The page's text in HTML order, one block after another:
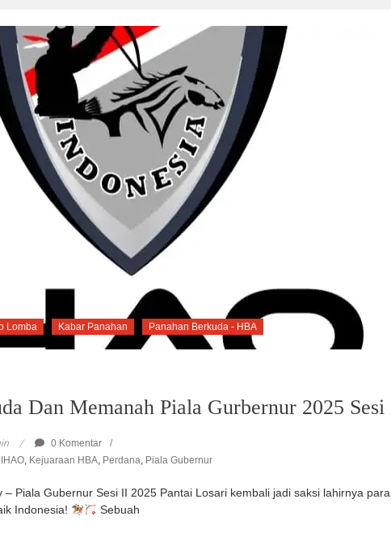
Lomba Kabar Panahan Panahan Berkuda - HBA
Dan Memanah Piala Gurbernur 2025 Sesi
0 Komentar
IHAO, Kejuaraan HBA, Perdana, Piala Gubernur
– Piala Gubernur Sesi II 2025 Pantai Losari kembali jadi saksi lahirnya
Indonesia!
Sebuah